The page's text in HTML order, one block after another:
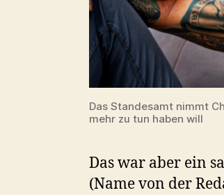
Das Standesamt nimmt
mehr zu tun haben will
Das war aber ein
(Name von der